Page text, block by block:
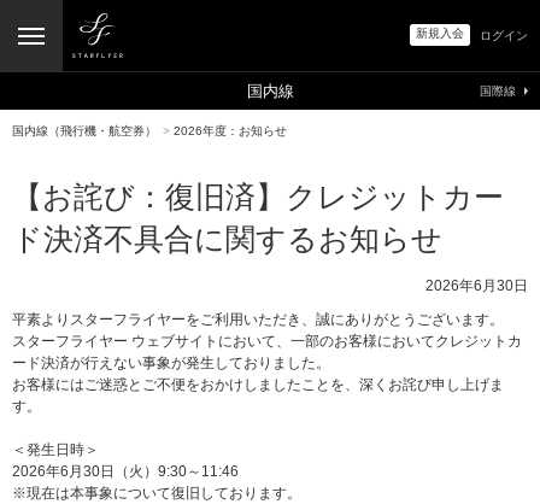
新規入会 ログイン
国内線（飛行機・航空券） > 2026年度：お知らせ
【お詫び：復旧済】クレジットカー
ド決済不具合に関するお知らせ
2026年6月30日
平素よりスターフライヤーをご利用いただき、誠にありがとうございます。
スターフライヤー ウェブサイトにおいて、一部のお客様においてクレジットカ
ード決済が行えない事象が発生しておりました。
お客様にはご迷惑とご不便をおかけしましたことを、深くお詫び申し上げま
す。
＜発生日時＞
2026年6月30日（火）9:30～11:46
※現在は本事象について復旧しております。
国内線 国際線